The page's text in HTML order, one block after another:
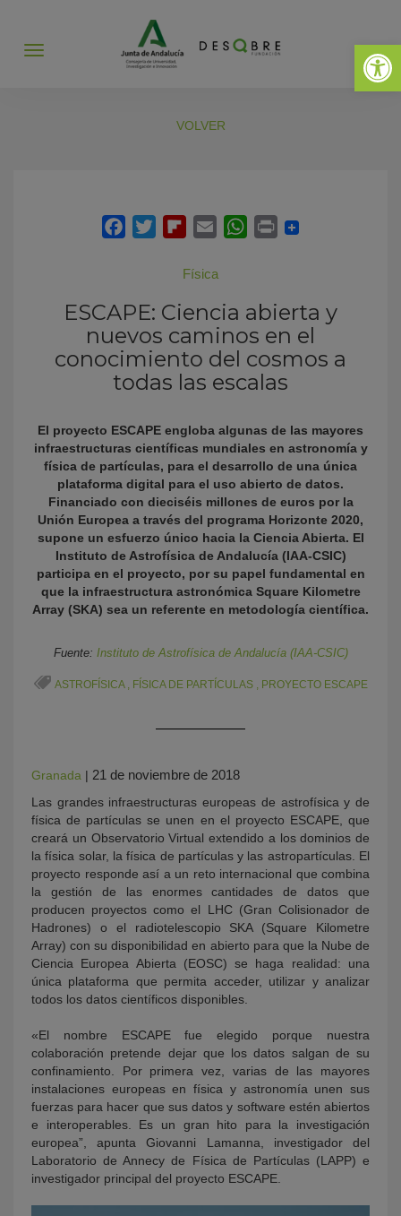
Abrir
Abrir
VOLVER
Física
ESCAPE: Ciencia abierta y
nuevos caminos en el
conocimiento del cosmos a
todas las escalas
El proyecto ESCAPE engloba algunas de las mayores
infraestructuras científicas mundiales en astronomía y
física de partículas, para el desarrollo de una única
plataforma digital para el uso abierto de datos.
Financiado con dieciséis millones de euros por la
Unión Europea a través del programa Horizonte 2020,
supone un esfuerzo único hacia la Ciencia Abierta. El
Instituto de Astrofísica de Andalucía (IAA-CSIC)
participa en el proyecto, por su papel fundamental en
que la infraestructura astronómica Square Kilometre
Array (SKA) sea un referente en metodología científica.
Fuente: Instituto de Astrofísica de Andalucía (IAA-CSIC)
ASTROFÍSICA, FÍSICA DE PARTÍCULAS, PROYECTO ESCAPE
Granada | 21 de noviembre de 2018
Las grandes infraestructuras europeas de astrofísica y de
física de partículas se unen en el proyecto ESCAPE, que
creará un Observatorio Virtual extendido a los dominios de
la física solar, la física de partículas y las astropartículas. El
proyecto responde así a un reto internacional que combina
la gestión de las enormes cantidades de datos que
producen proyectos como el LHC (Gran Colisionador de
Hadrones) o el radiotelescopio SKA (Square Kilometre
Array) con su disponibilidad en abierto para que la Nube de
Ciencia Europea Abierta (EOSC) se haga realidad: una
única plataforma que permita acceder, utilizar y analizar
todos los datos científicos disponibles.
«El nombre ESCAPE fue elegido porque nuestra
colaboración pretende dejar que los datos salgan de su
confinamiento. Por primera vez, varias de las mayores
instalaciones europeas en física y astronomía unen sus
fuerzas para hacer que sus datos y software estén abiertos
e interoperables. Es un gran hito para la investigación
europea”, apunta Giovanni Lamanna, investigador del
Laboratorio de Annecy de Física de Partículas (LAPP) e
investigador principal del proyecto ESCAPE.